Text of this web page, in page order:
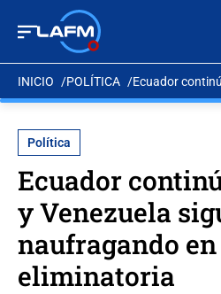
INICIO POLÍTICA Ecuador
Política
Ecuador
y Venezuela
naufragando
eliminatoria